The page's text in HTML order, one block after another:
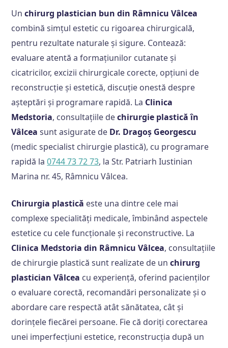
Unchirurg plastician bun din Râmnicu Vâlcea
combină simțul estetic cu rigoarea chirurgicală,
pentru rezultate naturale și sigure. Contează:
evaluare atentă a formațiunilor cutanate și
cicatricilor, excizii chirurgicale corecte, opțiuni de
reconstrucție și estetică, discuție onestă despre
așteptări și programare rapidă. La Clinica
Medstoria, consultațiile dechirurgie plastică în
Vâlcea sunt asigurate de Dr. Dragoș Georgescu
(medic specialist chirurgie plastică), cu programare
rapidă la0744 73 72 73, la Str. Patriarh Iustinian
Marina nr. 45, Râmnicu Vâlcea.
Chirurgia plastică este una dintre cele mai
complexe specialități medicale, îmbinând aspectele
estetice cu cele funcționale și reconstructive. La
Clinica Medstoria din Râmnicu Vâlcea, consultațiile
de chirurgie plastică sunt realizate de unchirurg
plastician Vâlcea cu experiență, oferind pacienților
o evaluare corectă, recomandări personalizate și o
abordare care respectă atât sănătatea, cât și
dorințele fiecărei persoane. Fie că doriți corectarea
unei imperfecțiuni estetice, reconstrucția după un